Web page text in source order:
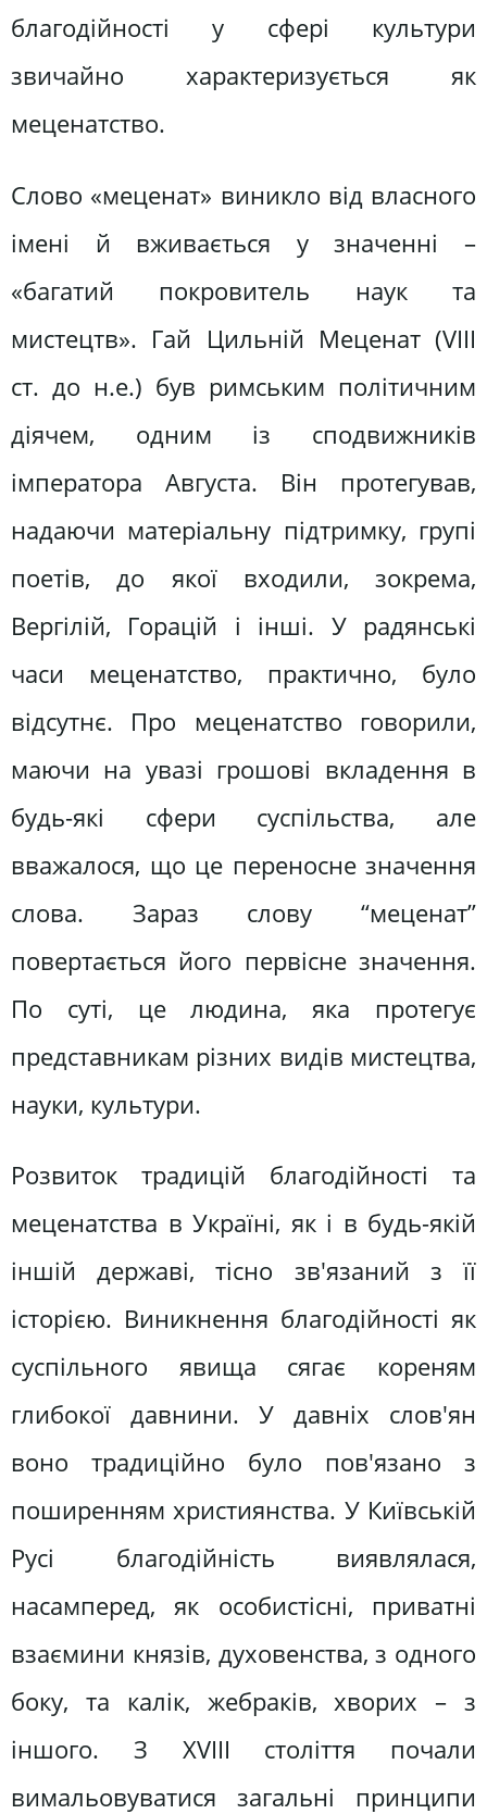
благодійності у сфері культури
звичайно характеризується як
меценатство.
Слово «меценат» виникло від власного
імені й вживається у значенні –
«багатий покровитель наук та
мистецтв». Гай Цильній Меценат (VIII
ст. до н.е.) був римським політичним
діячем, одним із сподвижників
імператора Августа. Він протегував,
надаючи матеріальну підтримку, групі
поетів, до якої входили, зокрема,
Вергілій, Горацій і інші. У радянські
часи меценатство, практично, було
відсутнє. Про меценатство говорили,
маючи на увазі грошові вкладення в
будь-які сфери суспільства, але
вважалося, що це переносне значення
слова. Зараз слову “меценат”
повертається його первісне значення.
По суті, це людина, яка протегує
представникам різних видів мистецтва,
науки, культури.
Розвиток традицій благодійності та
меценатства в Україні, як і в будь-якій
іншій державі, тісно зв'язаний з її
історією. Виникнення благодійності як
суспільного явища сягає кореням
глибокої давнини. У давніх слов'ян
воно традиційно було пов'язано з
поширенням християнства. У Київській
Русі благодійність виявлялася,
насамперед, як особистісні, приватні
взаємини князів, духовенства, з одного
боку, та калік, жебраків, хворих – з
іншого. З XVIII століття почали
вимальовуватися загальні принципи